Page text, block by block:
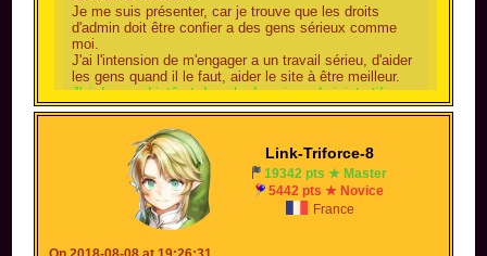
Je me suis présenter, car je trouve que les droits
d'admin doit être confier a des gens sérieux comme
moi.
J'ai l'intension de m'engager a un travail sérieu, d'aider
les gens quand il le faut, aider le site à être meilleur.
J'ai de grand intêret dans le domaine administratifs,
sérieux et gentil, je souhaiterai à mon passage dans le
domaine dédier pars se bilan. Ayant un objectif certain
et avancer sur se domaine, je voudrai y faire pars
pendant la durée qui suit après se vote.
Merci, SuperCoppin
En effet, là tu es très gentil et sérieux
tu rends le site tellement meilleur
Link-Triforce-8
19342 pts ★ Master
5442 pts ★ Novice
France